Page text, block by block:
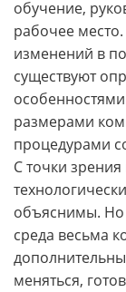
обучение,
рабочее
изменений в
существуют
размерами
процедурами
С точки
объяснимы. Но
среда весьма
меняться,